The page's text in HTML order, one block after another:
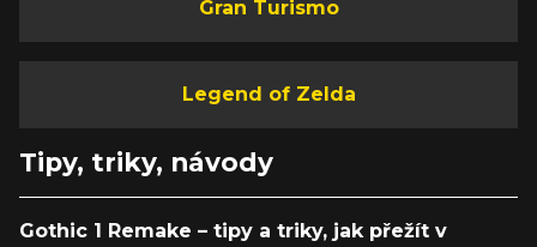
Gran Turismo
Legend of Zelda
Tipy, triky, návody
Gothic 1 Remake – tipy a triky, jak přežít v